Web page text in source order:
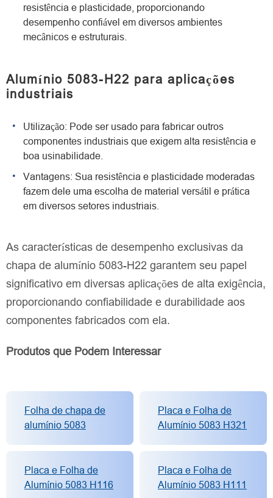
resistência e plasticidade, proporcionando
desempenho confiável em diversos ambientes
mecânicos e estruturais.
Alumínio 5083-H22 para aplicações
industriais
Utilização: Pode ser usado para fabricar outros
componentes industriais que exigem alta resistência e
boa usinabilidade.
Vantagens: Sua resistência e plasticidade moderadas
fazem dele uma escolha de material versátil e prática
em diversos setores industriais.
As características de desempenho exclusivas da
chapa de alumínio 5083-H22 garantem seu papel
significativo em diversas aplicações de alta exigência,
proporcionando confiabilidade e durabilidade aos
componentes fabricados com ela.
Produtos que Podem Interessar
Folha de chapa de
alumínio 5083
Placa e Folha de
Alumínio 5083 H321
Placa e Folha de
Alumínio 5083 H116
Placa e Folha de
Alumínio 5083 H111